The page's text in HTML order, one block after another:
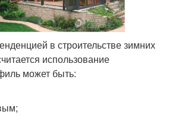
в строительстве зимних
использование
может быть: